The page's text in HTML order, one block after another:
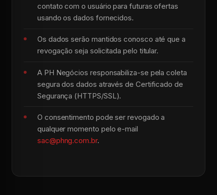
contato com o usuário para futuras ofertas
usando os dados fornecidos.
Os dados serão mantidos conosco até que a
revogação seja solicitada pelo titular.
A PH Negócios responsabiliza-se pela coleta
segura dos dados através de Certificado de
Segurança (HTTPS/SSL).
O consentimento pode ser revogado a
qualquer momento pelo e-mail
sac@phng.com.br.